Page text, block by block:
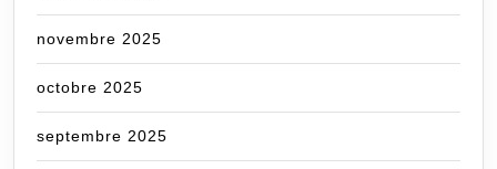
novembre 2025
octobre 2025
septembre 2025